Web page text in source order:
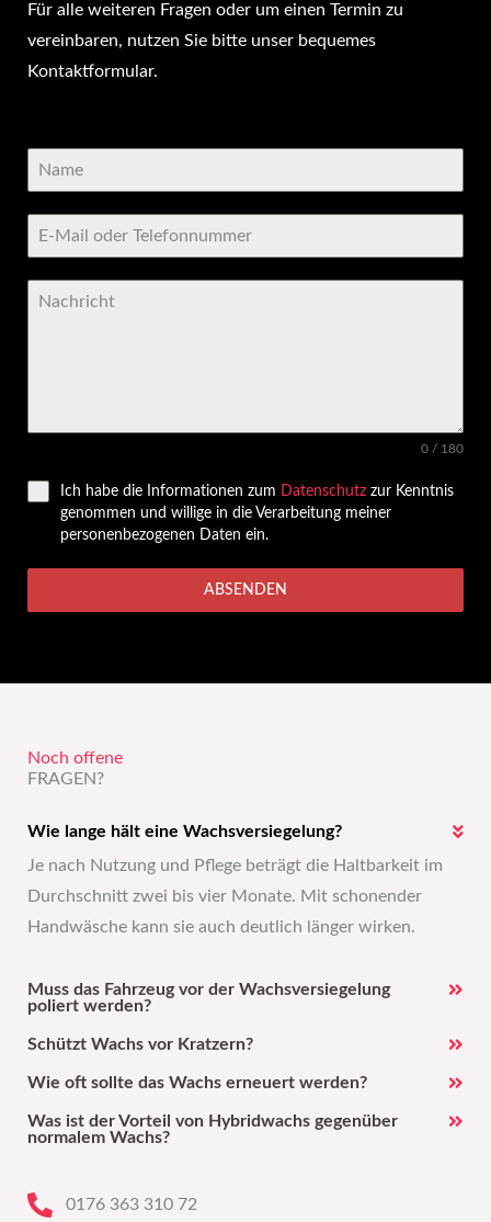
Für alle weiteren Fragen oder um einen Termin zu
vereinbaren, nutzen Sie bitte unser bequemes
Kontaktformular.
0 / 180
Ich habe die Informationen zum Datenschutz zur Kenntnis
genommen und willige in die Verarbeitung meiner
personenbezogenen Daten ein.
ABSENDEN
Noch offene
FRA­GEN?
Wie lange hält eine Wachsversiegelung?
Je nach Nutzung und Pflege beträgt die Haltbarkeit im
Durchschnitt zwei bis vier Monate. Mit schonender
Handwäsche kann sie auch deutlich länger wirken.
Muss das Fahrzeug vor der Wachsversiegelung
poliert werden?
Schützt Wachs vor Kratzern?
Wie oft sollte das Wachs erneuert werden?
Was ist der Vorteil von Hybridwachs gegenüber
normalem Wachs?
0176 363 310 72